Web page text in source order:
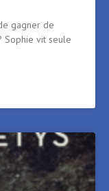
gagner de
Sophie vit seule